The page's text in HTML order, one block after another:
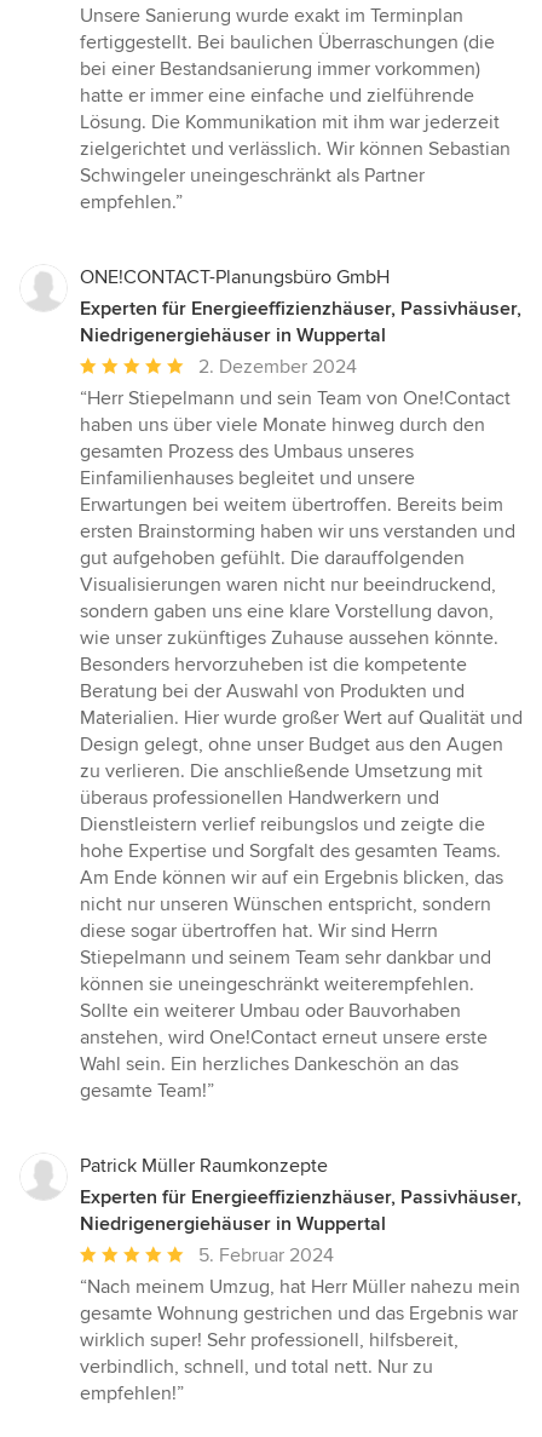
Unsere Sanierung wurde exakt im Terminplan
fertiggestellt. Bei baulichen Überraschungen (die
bei einer Bestandsanierung immer vorkommen)
hatte er immer eine einfache und zielführende
Lösung. Die Kommunikation mit ihm war jederzeit
zielgerichtet und verlässlich. Wir können Sebastian
Schwingeler uneingeschränkt als Partner
empfehlen.”
ONE!CONTACT-Planungsbüro GmbH
Experten für Energieeffizienzhäuser, Passivhäuser,
Niedrigenergiehäuser in Wuppertal
Durchschnittliche
Bewertung:
5
von
5
Sternen
2. Dezember 2024
“Herr Stiepelmann und sein Team von One!Contact
haben uns über viele Monate hinweg durch den
gesamten Prozess des Umbaus unseres
Einfamilienhauses begleitet und unsere
Erwartungen bei weitem übertroffen. Bereits beim
ersten Brainstorming haben wir uns verstanden und
gut aufgehoben gefühlt. Die darauffolgenden
Visualisierungen waren nicht nur beeindruckend,
sondern gaben uns eine klare Vorstellung davon,
wie unser zukünftiges Zuhause aussehen könnte.
Besonders hervorzuheben ist die kompetente
Beratung bei der Auswahl von Produkten und
Materialien. Hier wurde großer Wert auf Qualität und
Design gelegt, ohne unser Budget aus den Augen
zu verlieren. Die anschließende Umsetzung mit
überaus professionellen Handwerkern und
Dienstleistern verlief reibungslos und zeigte die
hohe Expertise und Sorgfalt des gesamten Teams.
Am Ende können wir auf ein Ergebnis blicken, das
nicht nur unseren Wünschen entspricht, sondern
diese sogar übertroffen hat. Wir sind Herrn
Stiepelmann und seinem Team sehr dankbar und
können sie uneingeschränkt weiterempfehlen.
Sollte ein weiterer Umbau oder Bauvorhaben
anstehen, wird One!Contact erneut unsere erste
Wahl sein. Ein herzliches Dankeschön an das
gesamte Team!”
Patrick Müller Raumkonzepte
Experten für Energieeffizienzhäuser, Passivhäuser,
Niedrigenergiehäuser in Wuppertal
Durchschnittliche
Bewertung:
5
von
5
Sternen
5. Februar 2024
“Nach meinem Umzug, hat Herr Müller nahezu mein
gesamte Wohnung gestrichen und das Ergebnis war
wirklich super! Sehr professionell, hilfsbereit,
verbindlich, schnell, und total nett. Nur zu
empfehlen!”